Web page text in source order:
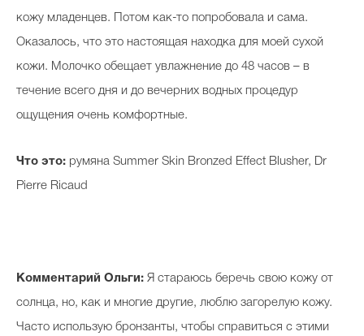
кожу младенцев. Потом как-то попробовала и сама.
Оказалось, что это настоящая находка для моей сухой
кожи. Молочко обещает увлажнение до 48 часов – в
течение всего дня и до вечерних водных процедур
ощущения очень комфортные.
Что это: румяна Summer Skin Bronzed Effect Blusher, Dr
Pierre Ricaud
Комментарий Ольги: Я стараюсь беречь свою кожу от
солнца, но, как и многие другие, люблю загорелую кожу.
Часто использую бронзанты, чтобы справиться с этими